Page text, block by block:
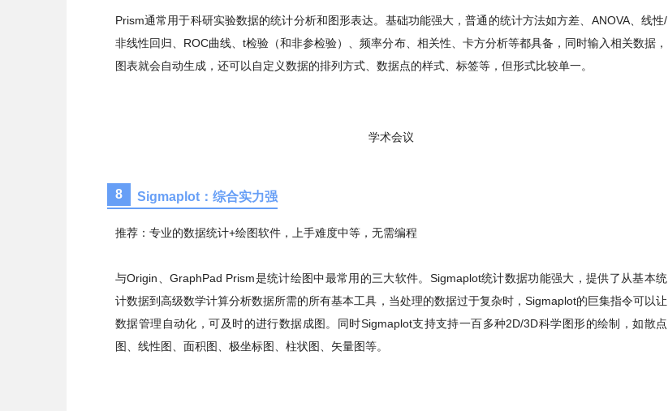
Prism通常用于科研实验数据的统计分析和图形表达。基础功能强大，普通的统计方法如方差、ANOVA、线性/
非线性回归、ROC曲线、t检验（和非参检验）、频率分布、相关性、卡方分析等都具备，同时输入相关数据，
图表就会自动生成，还可以自定义数据的排列方式、数据点的样式、标签等，但形式比较单一。
学术会议
8 Sigmaplot：综合实力强
推荐：专业的数据统计+绘图软件，上手难度中等，无需编程
与Origin、GraphPad Prism是统计绘图中最常用的三大软件。Sigmaplot统计数据功能强大，提供了从基本统
计数据到高级数学计算分析数据所需的所有基本工具，当处理的数据过于复杂时，Sigmaplot的巨集指令可以让
数据管理自动化，可及时的进行数据成图。同时Sigmaplot支持支持一百多种2D/3D科学图形的绘制，如散点
图、线性图、面积图、极坐标图、柱状图、矢量图等。